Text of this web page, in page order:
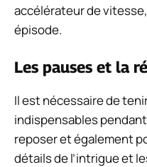
accélérateur de
épisode.
Les pauses et la
Il est nécessaire de
indispensables
reposer et également
détails de l’intrigue et